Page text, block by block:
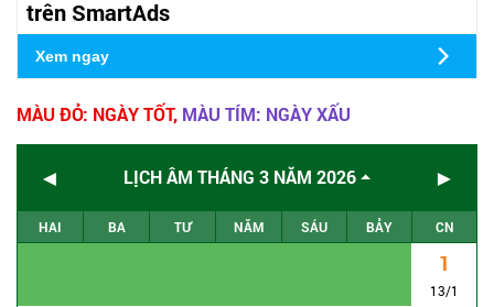
trên SmartAds
Xem ngay
MÀU ĐỎ: NGÀY TỐT, MÀU TÍM: NGÀY XẤU
◄ LỊCH ÂM THÁNG 3 NĂM 2026 ►
HAI BA TƯ NĂM SÁU BẢY CN
1
13/1